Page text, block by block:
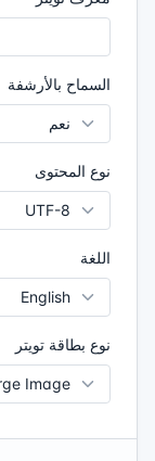
السماح بالأرشفة
نوع المحتوى
اللغة
نوع بطاقة تويتر